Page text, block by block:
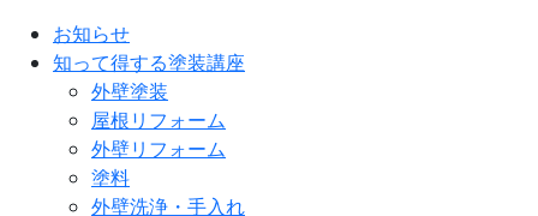
お知らせ
知って得する塗装講座
外壁塗装
屋根リフォーム
外壁リフォーム
塗料
外壁洗浄・手入れ